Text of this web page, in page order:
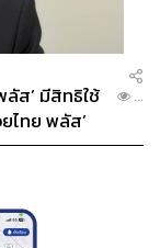
ลัส’ มีสิทธิใช้
ไทย พลัส’
...